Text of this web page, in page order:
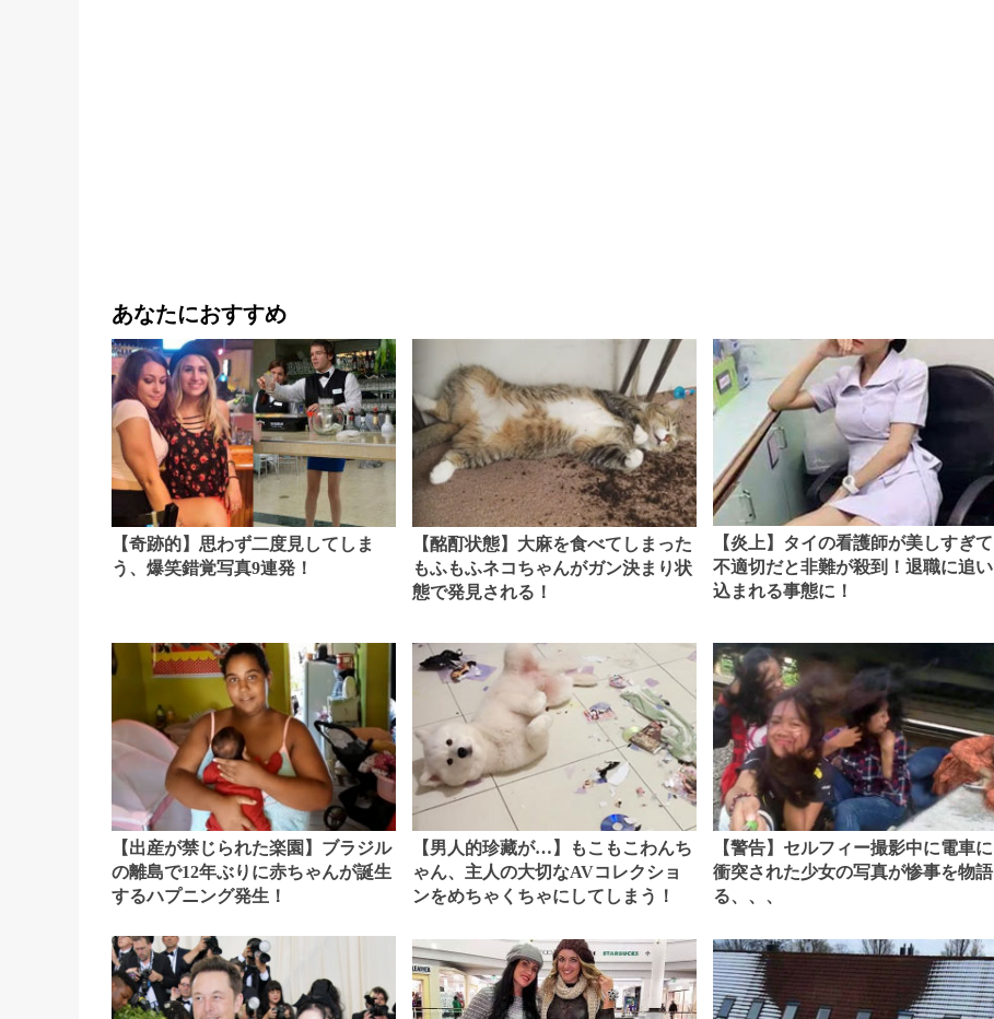
あなたにおすすめ
【奇跡的】思わず二度見してしま
う、爆笑錯覚写真9連発！
【酩酊状態】大麻を食べてしまった
もふもふネコちゃんがガン決まり状
態で発見される！
【炎上】タイの看護師が美しすぎて
不適切だと非難が殺到！退職に追い
込まれる事態に！
【出産が禁じられた楽園】ブラジル
の離島で12年ぶりに赤ちゃんが誕生
するハプニング発生！
【男人的珍藏が…】もこもこわんち
ゃん、主人の大切なAVコレクショ
ンをめちゃくちゃにしてしまう！
【警告】セルフィー撮影中に電車に
衝突された少女の写真が惨事を物語
る、、、